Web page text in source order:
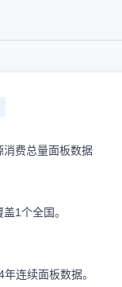
消费总量面板数据
1个全国。
连续面板数据。